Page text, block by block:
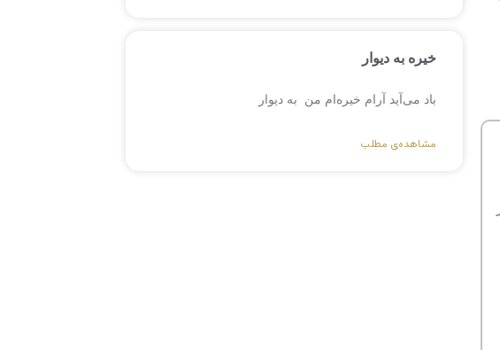
خیره به دیوار
باد می‌آید آرام خیره‌ام من به دیوار
مشاهده‌ی مطلب